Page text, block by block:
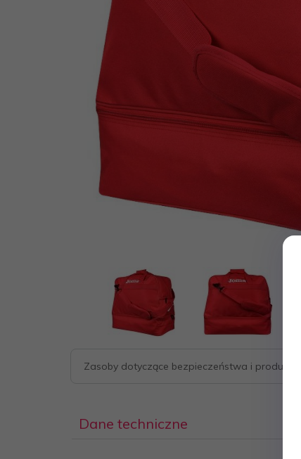
Zasoby dotyczące bezpieczeństwa i produktów
Dane techniczne